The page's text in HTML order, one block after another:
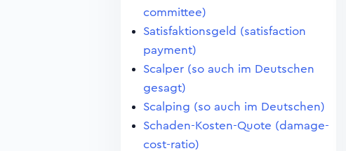
committee)
Satisfaktionsgeld (satisfaction
payment)
Scalper (so auch im Deutschen
gesagt)
Scalping (so auch im Deutschen)
Schaden-Kosten-Quote (damage-
cost-ratio)